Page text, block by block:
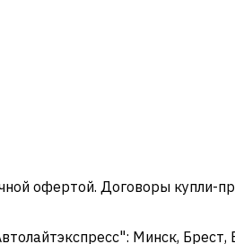
офертой. Договоры
Минск,